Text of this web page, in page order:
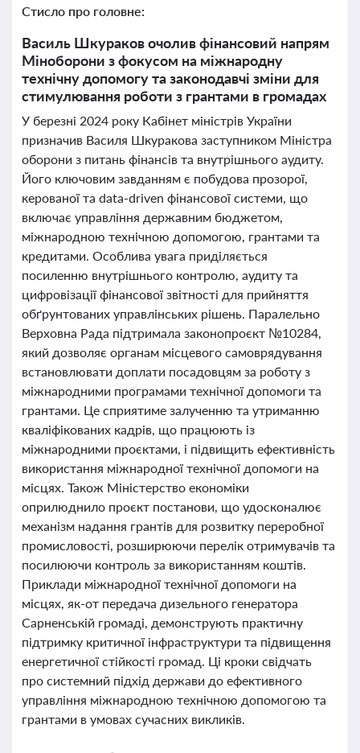
Стисло про головне:
Василь Шкураков очолив фінансовий напрям
Міноборони з фокусом на міжнародну
технічну допомогу та законодавчі зміни для
стимулювання роботи з грантами в громадах
У березні 2024 року Кабінет міністрів України
призначив Василя Шкуракова заступником Міністра
оборони з питань фінансів та внутрішнього аудиту.
Його ключовим завданням є побудова прозорої,
керованої та data-driven фінансової системи, що
включає управління державним бюджетом,
міжнародною технічною допомогою, грантами та
кредитами. Особлива увага приділяється
посиленню внутрішнього контролю, аудиту та
цифровізації фінансової звітності для прийняття
обґрунтованих управлінських рішень. Паралельно
Верховна Рада підтримала законопроєкт №10284,
який дозволяє органам місцевого самоврядування
встановлювати доплати посадовцям за роботу з
міжнародними програмами технічної допомоги та
грантами. Це сприятиме залученню та утриманню
кваліфікованих кадрів, що працюють із
міжнародними проєктами, і підвищить ефективність
використання міжнародної технічної допомоги на
місцях. Також Міністерство економіки
оприлюднило проєкт постанови, що удосконалює
механізм надання грантів для розвитку переробної
промисловості, розширюючи перелік отримувачів та
посилюючи контроль за використанням коштів.
Приклади міжнародної технічної допомоги на
місцях, як-от передача дизельного генератора
Сарненській громаді, демонструють практичну
підтримку критичної інфраструктури та підвищення
енергетичної стійкості громад. Ці кроки свідчать
про системний підхід держави до ефективного
управління міжнародною технічною допомогою та
грантами в умовах сучасних викликів.